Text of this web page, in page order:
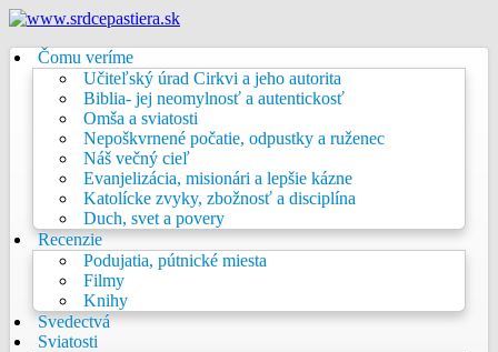
Čomu veríme
Učiteľský úrad Cirkvi a jeho autorita
Biblia- jej neomylnosť a autentickosť
Omša a sviatosti
Nepoškvrnené počatie, odpustky a ruženec
Náš večný cieľ
Evanjelizácia, misionári a lepšie kázne
Katolícke zvyky, zbožnosť a disciplína
Duch, svet a povery
Recenzie
Podujatia, pútnické miesta
Filmy
Knihy
Svedectvá
Sviatosti